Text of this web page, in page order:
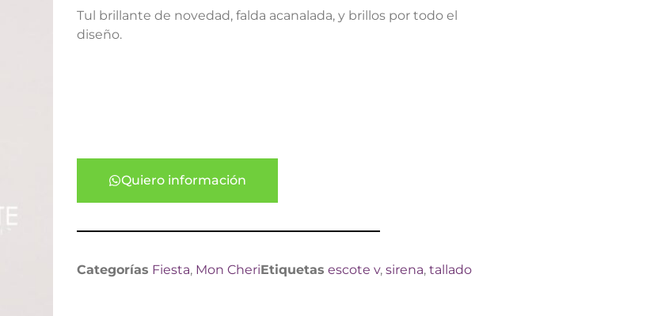
Tul brillante de novedad, falda acanalada, y brillos por todo el
diseño.
Quiero información
Categorías Fiesta, Mon CheriEtiquetas escote v, sirena, tallado